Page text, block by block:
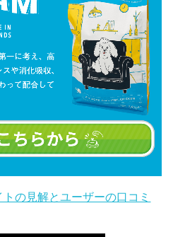
の見解とユーザーの口コミ